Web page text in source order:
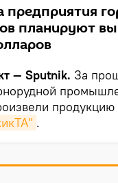
предприятия
планируют
— Sputnik. За
.